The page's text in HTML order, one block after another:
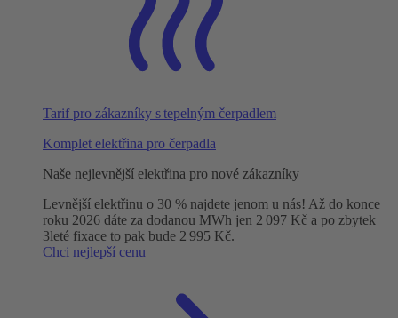
Tarif pro zákazníky s tepelným čerpadlem
Komplet elektřina pro čerpadla
Naše nejlevnější elektřina pro nové zákazníky
Levnější elektřinu o 30 % najdete jenom u nás! Až do konce
roku 2026 dáte za dodanou MWh jen 2 097 Kč a po zbytek
3leté fixace to pak bude 2 995 Kč.
Chci nejlepší cenu